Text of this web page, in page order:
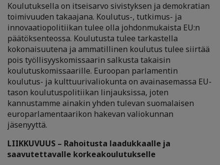
Koulutuksella on itseisarvo sivistyksen ja demokratian
toimivuuden takaajana. Koulutus-, tutkimus- ja
innovaatiopolitiikan tulee olla johdonmukaista EU:n
päätöksenteossa. Koulutusta tulee tarkastella
kokonaisuutena ja ammatillinen koulutus tulee siirtää
pois työllisyyskomissaarin salkusta takaisin
koulutuskomissaarille. Euroopan parlamentin
koulutus- ja kulttuurivaliokunta on avainasemassa EU-
tason koulutuspolitiikan linjauksissa, joten
kannustamme ainakin yhden tulevan suomalaisen
europarlamentaarikon hakevan valiokunnan
jäsenyyttä.
LIIKKUVUUS – Rahoitusta laadukkaalle ja
saavutettavalle korkeakoulutukselle